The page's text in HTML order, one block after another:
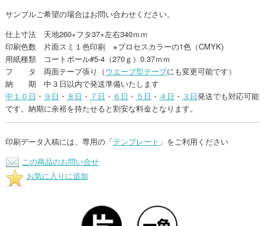
サンプルご希望の場合はお問い合わせください。
仕上寸法 天地260+フタ37×左右340ｍｍ
印刷色数 片面スミ１色印刷 ※プロセスカラーの1色（CMYK)
用紙種類 コートボール#5-4（270ｇ）0.37ｍｍ
フ タ 両面テープ張り（ウエーブ型テープにも変更可能です）
納 期 中３日以内で発送準備いたします
中１０日 ・ ９日 ・ ８日 ・ ７日 ・ ６日 ・ ５日 ・ ４日 ・ ３日発送でも対応可能
です。納期に余裕を持たせると割安な料金となります。
印刷データ入稿には、専用の「テンプレート 」をご利用ください
この商品のお問い合せ
お気に入りに追加